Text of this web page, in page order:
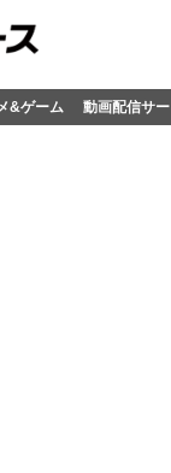
&ゲーム 動画配信サ